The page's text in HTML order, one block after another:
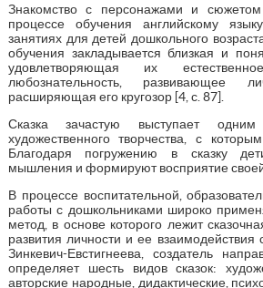
Знакомство с персонажами и сюжетом
процессе обучения английскому
занятиях для детей дошкольного
обучения закладывается близкая и
удовлетворяющая их
любознательность, развивающее
расширяющая его кругозор [4, с. 87].
Сказка зачастую выступает
художественного творчества, с
Благодаря погружению в сказку
мышления и формируют восприятие своей
В процессе воспитательной,
работы с дошкольниками широко
метод, в основе которого лежит
развития личности и ее
Зинкевич-Евстигнеева, создатель
определяет шесть видов сказок:
авторские народные, дидактические,